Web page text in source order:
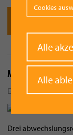
Weiterlesen
Marktfest 2024:
Erstellt vonGerhard
Drei
Cookies
Alle
Alle